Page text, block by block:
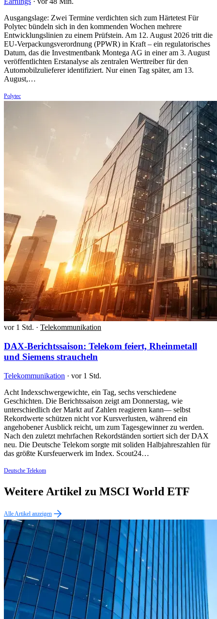
Ausgangslage: Zwei Termine verdichten sich zum Härtetest Für
Polytec bündeln sich in den kommenden Wochen mehrere
Entwicklungslinien zu einem Prüfstein. Am 12. August 2026 tritt die
EU-Verpackungsverordnung (PPWR) in Kraft – ein regulatorisches
Datum, das die Investmentbank Montega AG in einer am 3. August
veröffentlichten Erstanalyse als zentralen Werttreiber für den
Automobilzulieferer identifiziert. Nur einen Tag später, am 13.
August,…
Polytec
vor 1 Std. · Telekommunikation
DAX-Berichtssaison: Telekom feiert, Rheinmetall
und Siemens straucheln
Telekommunikation · vor 1 Std.
Acht Indexschwergewichte, ein Tag, sechs verschiedene
Geschichten. Die Berichtssaison zeigt am Donnerstag, wie
unterschiedlich der Markt auf Zahlen reagieren kann— selbst
Rekordwerte schützen nicht vor Kursverlusten, während ein
angehobener Ausblick reicht, um zum Tagesgewinner zu werden.
Nach den zuletzt mehrfachen Rekordständen sortiert sich der DAX
neu. Die Deutsche Telekom sorgte mit soliden Halbjahreszahlen für
das größte Kursfeuerwerk im Index. Scout24…
Deutsche Telekom
Weitere Artikel zu MSCI World ETF
Alle Artikel anzeigen